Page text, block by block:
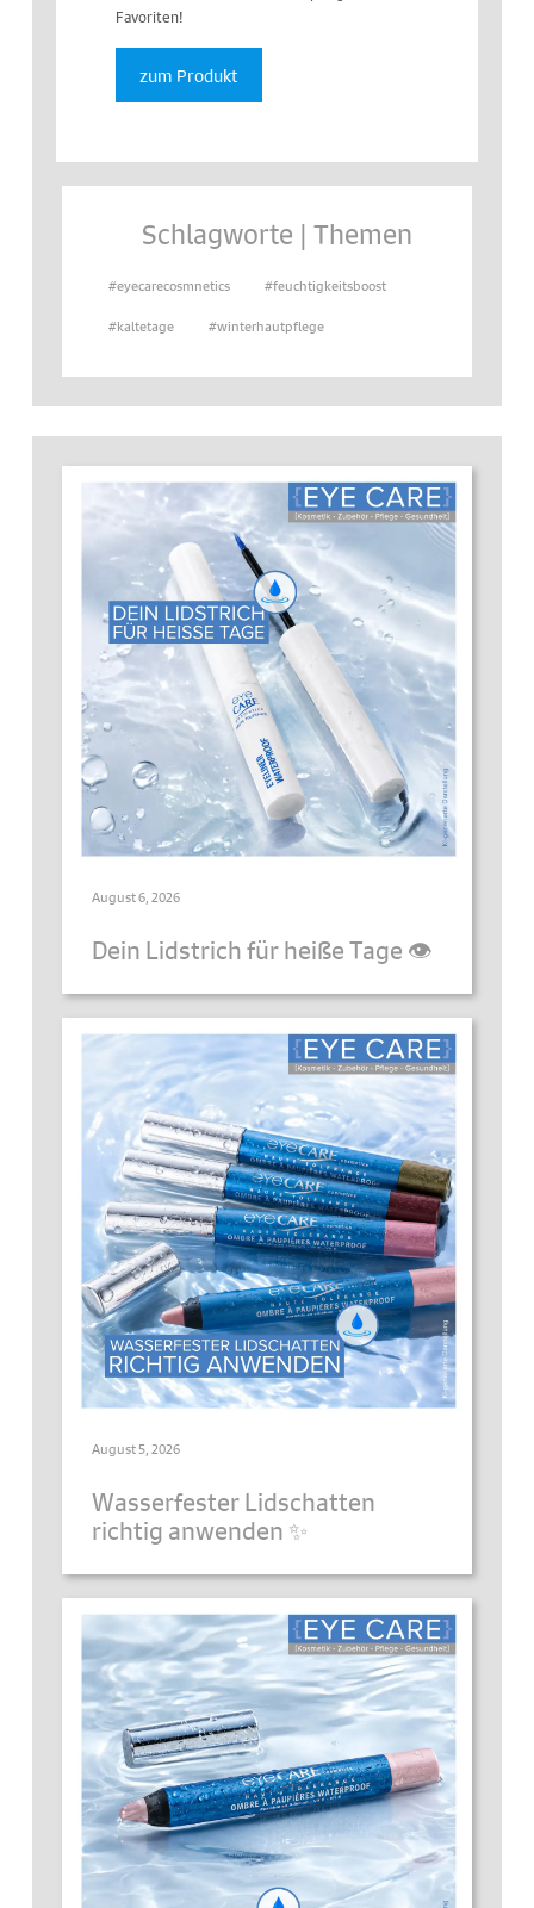
Favoriten!
zum Produkt
Schlagworte | Themen
#eyecarecosmnetics #feuchtigkeitsboost
#kaltetage #winterhautpflege
August 6, 2026
Dein Lidstrich für heiße Tage 👁️
August 5, 2026
Wasserfester Lidschatten
richtig anwenden ✨